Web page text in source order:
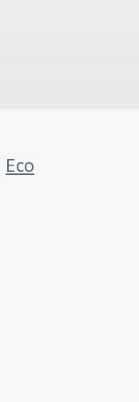
Eco